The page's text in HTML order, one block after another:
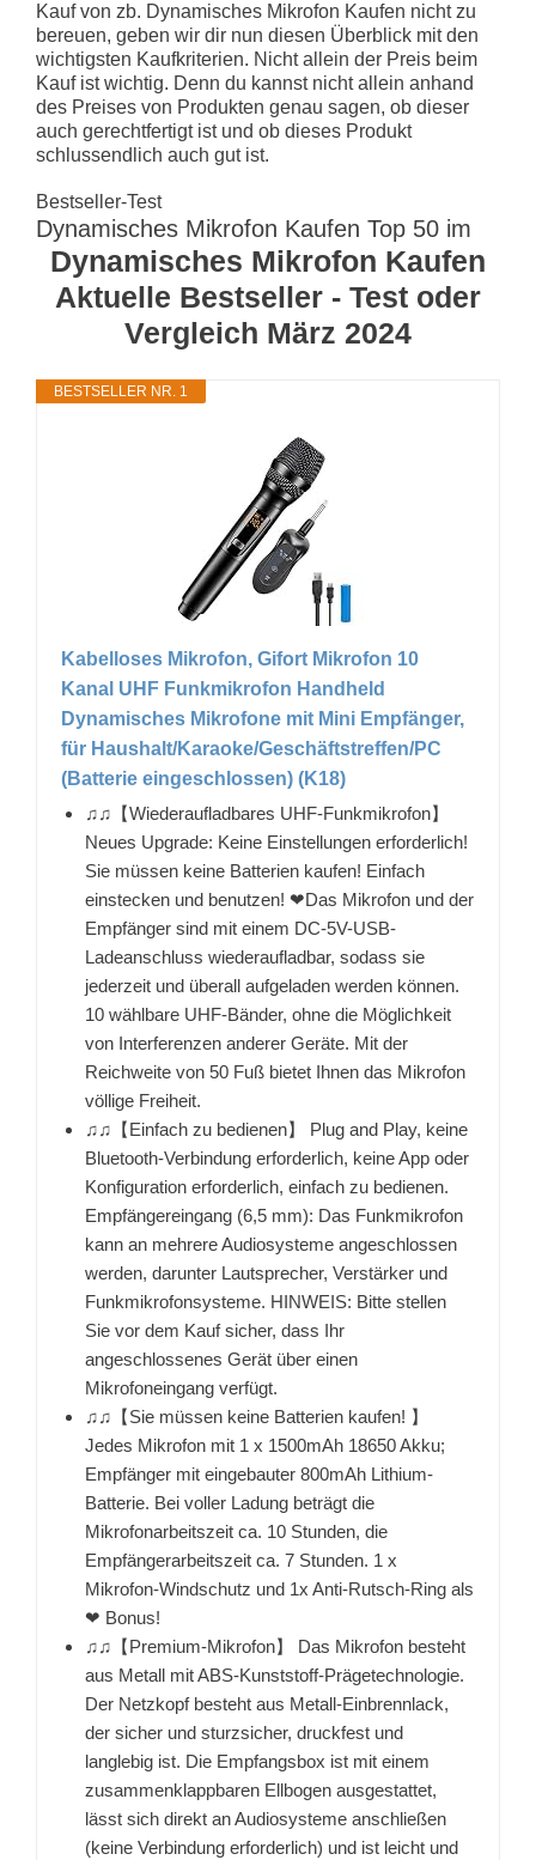
Kauf von zb. Dynamisches Mikrofon Kaufen nicht zu
bereuen, geben wir dir nun diesen Überblick mit den
wichtigsten Kaufkriterien. Nicht allein der Preis beim
Kauf ist wichtig. Denn du kannst nicht allein anhand
des Preises von Produkten genau sagen, ob dieser
auch gerechtfertigt ist und ob dieses Produkt
schlussendlich auch gut ist.
Bestseller-Test
Dynamisches Mikrofon Kaufen Top 50 im
Dynamisches Mikrofon Kaufen
Aktuelle Bestseller - Test oder
Vergleich März 2024
BESTSELLER NR. 1
Kabelloses Mikrofon, Gifort Mikrofon 10
Kanal UHF Funkmikrofon Handheld
Dynamisches Mikrofone mit Mini Empfänger,
für Haushalt/Karaoke/Geschäftstreffen/PC
(Batterie eingeschlossen) (K18)
♫♫【Wiederaufladbares UHF-Funkmikrofon】
Neues Upgrade: Keine Einstellungen erforderlich!
Sie müssen keine Batterien kaufen! Einfach
einstecken und benutzen! ❤Das Mikrofon und der
Empfänger sind mit einem DC-5V-USB-
Ladeanschluss wiederaufladbar, sodass sie
jederzeit und überall aufgeladen werden können.
10 wählbare UHF-Bänder, ohne die Möglichkeit
von Interferenzen anderer Geräte. Mit der
Reichweite von 50 Fuß bietet Ihnen das Mikrofon
völlige Freiheit.
♫♫【Einfach zu bedienen】 Plug and Play, keine
Bluetooth-Verbindung erforderlich, keine App oder
Konfiguration erforderlich, einfach zu bedienen.
Empfängereingang (6,5 mm): Das Funkmikrofon
kann an mehrere Audiosysteme angeschlossen
werden, darunter Lautsprecher, Verstärker und
Funkmikrofonsysteme. HINWEIS: Bitte stellen
Sie vor dem Kauf sicher, dass Ihr
angeschlossenes Gerät über einen
Mikrofoneingang verfügt.
♫♫【Sie müssen keine Batterien kaufen! 】
Jedes Mikrofon mit 1 x 1500mAh 18650 Akku;
Empfänger mit eingebauter 800mAh Lithium-
Batterie. Bei voller Ladung beträgt die
Mikrofonarbeitszeit ca. 10 Stunden, die
Empfängerarbeitszeit ca. 7 Stunden. 1 x
Mikrofon-Windschutz und 1x Anti-Rutsch-Ring als
❤ Bonus!
♫♫【Premium-Mikrofon】 Das Mikrofon besteht
aus Metall mit ABS-Kunststoff-Prägetechnologie.
Der Netzkopf besteht aus Metall-Einbrennlack,
der sicher und sturzsicher, druckfest und
langlebig ist. Die Empfangsbox ist mit einem
zusammenklappbaren Ellbogen ausgestattet,
lässt sich direkt an Audiosysteme anschließen
(keine Verbindung erforderlich) und ist leicht und